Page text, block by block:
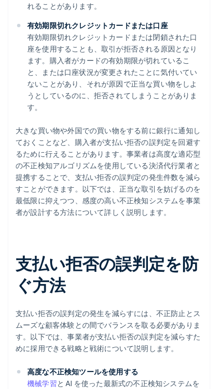
れることがあります。
有効期限切れクレジットカードまたは口座
有効期限切れクレジットカードまたは閉鎖された口
座を使用することも、取引が拒否される原因となり
ます。購入者がカードの有効期限が切れているこ
と、または口座状況が変更されたことに気付いてい
ないことがあり、それが原因で正当な買い物をしよ
うとしているのに、拒否されてしまうことがありま
す。
大きな買い物や外国での買い物をする前に銀行に通知し
ておくことなど、購入者が支払い拒否の誤判定を回避す
るために行えることがあります。事業者は高度な適応型
の不正検知アルゴリズムを使用している決済代行業者と
提携することで、支払い拒否の誤判定の発生件数を減ら
すことができます。以下では、正当な取引を妨げるのを
最低限に抑えつつ、感度の高い不正検知システムを事業
者が設計する方法について詳しく説明します。
支払い拒否の誤判定を防
ぐ方法
支払い拒否の誤判定の発生を減らすには、不正防止とス
ムーズな顧客体験との間でバランスを取る必要がありま
す。以下では、事業者が支払い拒否の誤判定を減らすた
めに採用できる戦略と戦術について説明します。
高度な不正検知ツールを使用する
機械学習と AI を使った最新式の不正検知システムを